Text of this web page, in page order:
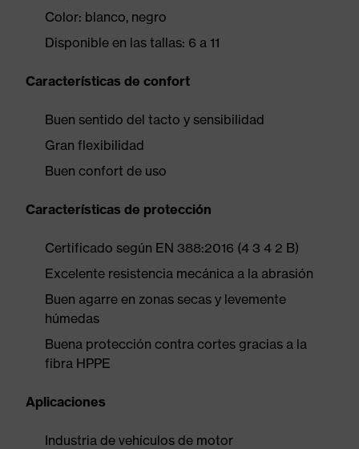
Color: blanco, negro
Disponible en las tallas: 6 a 11
Características de confort
Buen sentido del tacto y sensibilidad
Gran flexibilidad
Buen confort de uso
Características de protección
Certificado según EN 388:2016 (4 3 4 2 B)
Excelente resistencia mecánica a la abrasión
Buen agarre en zonas secas y levemente
húmedas
Buena protección contra cortes gracias a la
fibra HPPE
Aplicaciones
Industria de vehículos de motor